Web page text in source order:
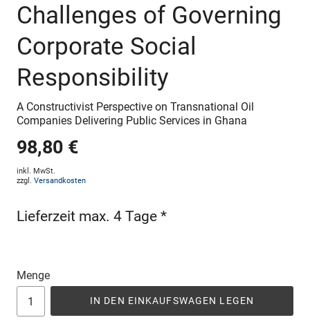
Challenges of Governing
Corporate Social
Responsibility
A Constructivist Perspective on Transnational Oil
Companies Delivering Public Services in Ghana
98,80 €
inkl. MwSt.
zzgl. Versandkosten
Lieferzeit max. 4 Tage *
Menge
IN DEN EINKAUFSWAGEN LEGEN